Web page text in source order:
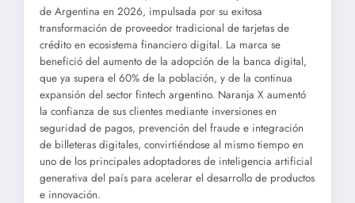
de Argentina en 2026, impulsada por su exitosa
transformación de proveedor tradicional de tarjetas de
crédito en ecosistema financiero digital. La marca se
benefició del aumento de la adopción de la banca digital,
que ya supera el 60% de la población, y de la continua
expansión del sector fintech argentino. Naranja X aumentó
la confianza de sus clientes mediante inversiones en
seguridad de pagos, prevención del fraude e integración
de billeteras digitales, convirtiéndose al mismo tiempo en
uno de los principales adoptadores de inteligencia artificial
generativa del país para acelerar el desarrollo de productos
e innovación.